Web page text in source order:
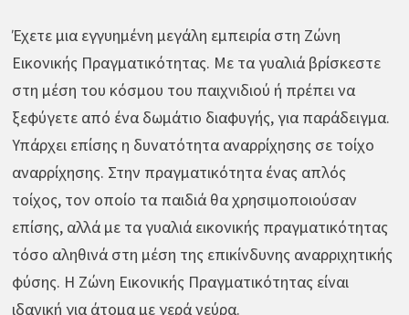
Έχετε μια εγγυημένη μεγάλη εμπειρία στη Ζώνη
Εικονικής Πραγματικότητας. Με τα γυαλιά βρίσκεστε
στη μέση του κόσμου του παιχνιδιού ή πρέπει να
ξεφύγετε από ένα δωμάτιο διαφυγής, για παράδειγμα.
Υπάρχει επίσης η δυνατότητα αναρρίχησης σε τοίχο
αναρρίχησης. Στην πραγματικότητα ένας απλός
τοίχος, τον οποίο τα παιδιά θα χρησιμοποιούσαν
επίσης, αλλά με τα γυαλιά εικονικής πραγματικότητας
τόσο αληθινά στη μέση της επικίνδυνης αναρριχητικής
φύσης. Η Ζώνη Εικονικής Πραγματικότητας είναι
ιδανική για άτομα με γερά νεύρα.